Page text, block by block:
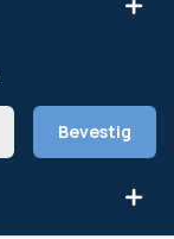
Bevestig